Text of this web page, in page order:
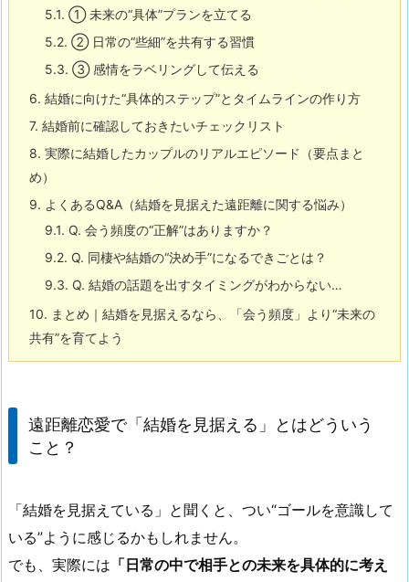
5.1. ① 未来の“具体”プランを立てる
5.2. ② 日常の“些細”を共有する習慣
5.3. ③ 感情をラベリングして伝える
6. 結婚に向けた“具体的ステップ”とタイムラインの作り方
7. 結婚前に確認しておきたいチェックリスト
8. 実際に結婚したカップルのリアルエピソード（要点まと
め）
9. よくあるQ&A（結婚を見据えた遠距離に関する悩み）
9.1. Q. 会う頻度の“正解”はありますか？
9.2. Q. 同棲や結婚の“決め手”になるできごとは？
9.3. Q. 結婚の話題を出すタイミングがわからない…
10. まとめ｜結婚を見据えるなら、「会う頻度」より“未来の
共有”を育てよう
遠距離恋愛で「結婚を見据える」とはどういう
こと？
「結婚を見据えている」と聞くと、つい“ゴールを意識して
いる”ように感じるかもしれません。
でも、実際には 「日常の中で相手との未来を具体的に考え